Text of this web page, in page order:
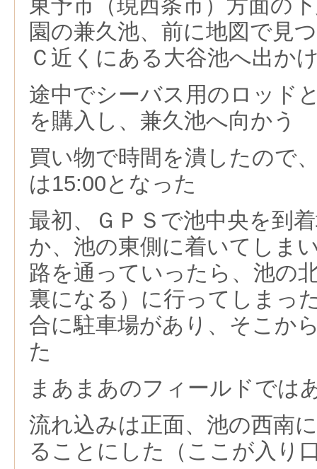
東予市（現西条市）方面の
園の兼久池、前に地図で見
Ｃ近くにある大谷池へ出か
途中でシーバス用のロッド
を購入し、兼久池へ向かう
買い物で時間を潰したので
は15:00となった
最初、ＧＰＳで池中央を到
か、池の東側に着いてしま
路を通っていったら、池の
裏になる）に行ってしまっ
合に駐車場があり、そこか
た
まあまあのフィールドでは
流れ込みは正面、池の西南
ることにした（ここが入り